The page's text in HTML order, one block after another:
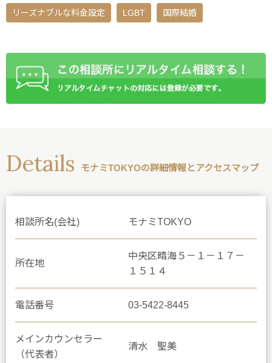
リーズナブルな料金設定 LGBT 国際結婚
Details モナミTOKYOの詳細情報とアクセスマップ
相談所名(会社) モナミTOKYO
所在地
中央区晴海５－１－１７－
１５１４
電話番号 03-5422-8445
メインカウンセラー
（代表者）
清水 聖美